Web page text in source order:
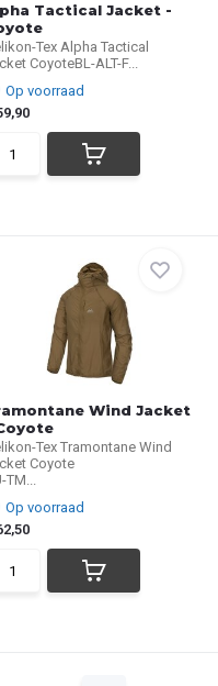
Tactical Jacket -
Tex Alpha Tactical
CoyoteBL-ALT-F...
Op voorraad
Wind Jacket
Tex Tramontane Wind
Coyote
TM...
Op voorraad